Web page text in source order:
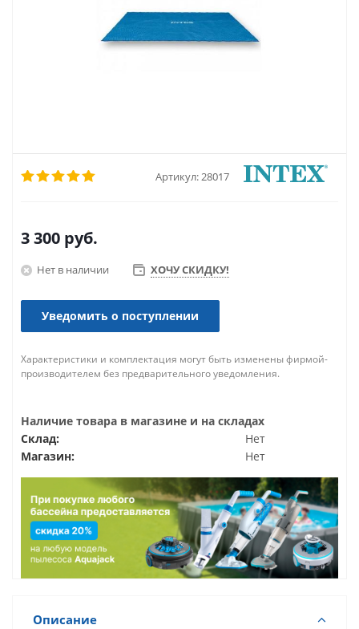
Артикул:28017
3 300 руб.
Нет в наличии ХОЧУ СКИДКУ!
Уведомить о поступлении
Характеристики и комплектация могут быть изменены фирмой-
производителем без предварительного уведомления.
Наличие товара в магазине и на складах
Склад:
Нет
Магазин:
Нет
Описание